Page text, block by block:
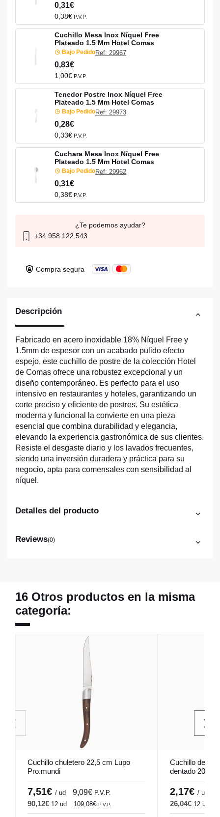
Descripción
Fabricado en acero inoxidable 18% Níquel Free y
1.5mm de espesor con un acabado pulido efecto
espejo, este cuchillo de postre de la colección Hotel
de Comas ofrece una robustez excepcional y un
diseño contemporáneo. Es perfecto para el uso
intensivo en restaurantes y hoteles, garantizando un
corte preciso y eficiente de postres. Su estética
moderna y funcional la convierte en una pieza
esencial que combina durabilidad y elegancia,
elevando la experiencia gastronómica de sus clientes.
Resiste el desgaste diario y los lavados frecuentes,
siendo una inversión duradera y práctica para su
negocio, apta para comensales con sensibilidad al
níquel.
Detalles del producto
Reviews(0)
0,31€
0,38€ P.V.P.
Cuchillo Mesa Inox Níquel Free
Plateado 1.5 Mm Hotel Comas
Bajo PedidoRef: 29967
0,83€
1,00€ P.V.P.
Tenedor Postre Inox Níquel Free
Plateado 1.5 Mm Hotel Comas
Bajo PedidoRef: 29973
0,28€
0,33€ P.V.P.
Cuchara Mesa Inox Níquel Free
Plateado 1.5 Mm Hotel Comas
Bajo PedidoRef: 29962
0,31€
0,38€ P.V.P.
¿Te podemos ayudar?
+34 958 122 543
Compra segura
16 Otros productos en la misma
categoría:
Cuchillo chuletero 22,5 cm Lupo
Pro.mundi
7,51€ / ud 9,09€ P.V.P.
90,12€ 12 ud 109,08€ P.V.P.
Cuchillo de
dentado 20,3
2,17€ / ud
26,04€ 12 ud